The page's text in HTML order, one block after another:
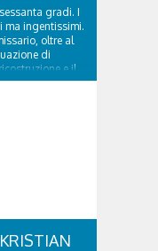
gradi. I
ma ingentissimi.
oltre al
di
e il
da
di ..